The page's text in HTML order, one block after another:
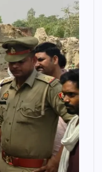
की मोबाइल
मामलों का
6, 2026